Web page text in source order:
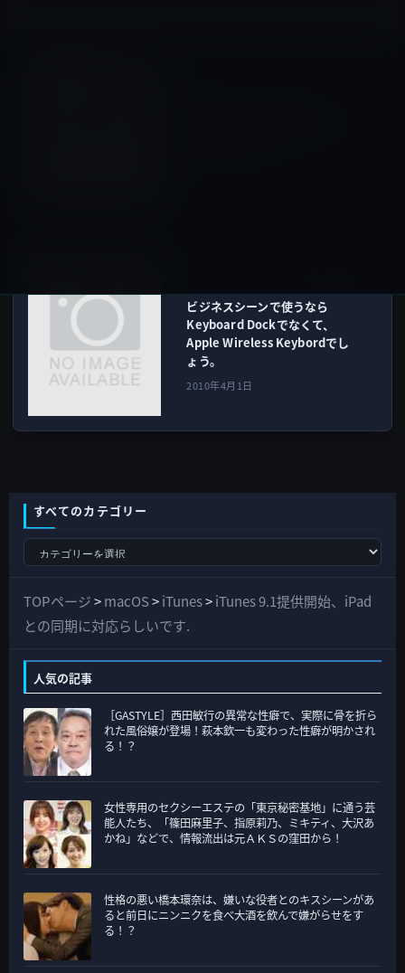
ビジネスシーンで使うなら
Keyboard Dockでなくて、
Apple Wireless Keybordでし
ょう。
2010年4月1日
すべてのカテゴリー
て
の
ゴ
リ
ー
TOPページ>macOS>iTunes>iTunes 9.1提供開始、iPad
との同期に対応らしいです.
人気の記事
［GASTYLE］西田敏行の異常な性癖で、実際に骨を折ら
れた風俗嬢が登場！萩本欽一も変わった性癖が明かされ
る！？
女性専用のセクシーエステの「東京秘密基地」に通う芸
能人たち、「篠田麻里子、指原莉乃、ミキティ、大沢あ
かね」などで、情報流出は元ＡＫＳの窪田から！
性格の悪い橋本環奈は、嫌いな役者とのキスシーンがあ
ると前日にニンニクを食べ大酒を飲んで嫌がらせをす
る！？